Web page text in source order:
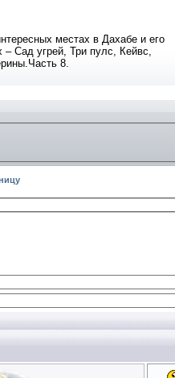
местах в Дахабе и его
Сад угрей, Три пулс, Кейвс,
8.